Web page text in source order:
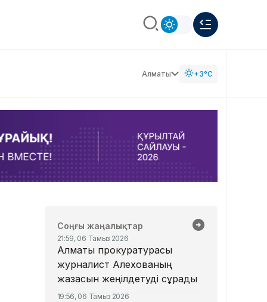
Алматы +3°C
Соңғы жаңалықтар
21:59, 06 Тамыз 2026
Алматы прокуратурасы
журналист Алехованың
жазасын жеңілдетуді сұрады
19:56, 06 Тамыз 2026